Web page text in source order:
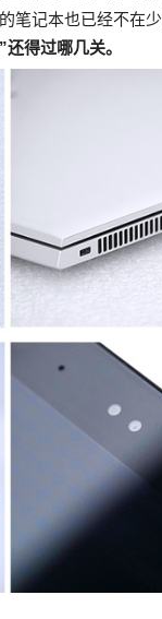
笔记本也已经不在
得过哪几关。